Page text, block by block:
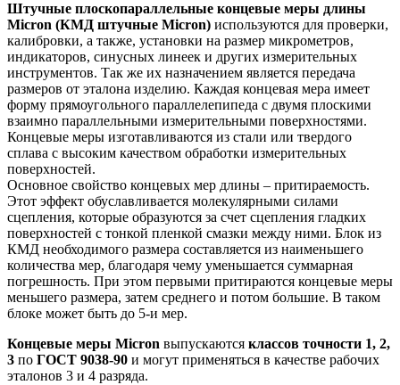
Штучные плоскопараллельные концевые меры длины
Micron (КМД штучные Micron) используются для проверки,
калибровки, а также, установки на размер микрометров,
индикаторов, синусных линеек и других измерительных
инструментов. Так же их назначением является передача
размеров от эталона изделию. Каждая концевая мера имеет
форму прямоугольного параллелепипеда с двумя плоскими
взаимно параллельными измерительными поверхностями.
Концевые меры изготавливаются из стали или твердого
сплава с высоким качеством обработки измерительных
поверхностей.
Основное свойство концевых мер длины – притираемость.
Этот эффект обуславливается молекулярными силами
сцепления, которые образуются за счет сцепления гладких
поверхностей с тонкой пленкой смазки между ними. Блок из
КМД необходимого размера составляется из наименьшего
количества мер, благодаря чему уменьшается суммарная
погрешность. При этом первыми притираются концевые меры
меньшего размера, затем среднего и потом большие. В таком
блоке может быть до 5-и мер.
Концевые меры Micron выпускаются классов точности 1, 2,
3 по ГОСТ 9038-90 и могут применяться в качестве рабочих
эталонов 3 и 4 разряда.